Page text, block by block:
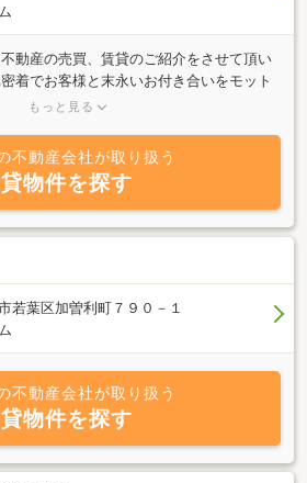
動産の売買、賃貸のご紹介をさせて頂い
着でお客様と末永いお付き合いをモット
売買の場合、ほとんどのお客様が、一生
き、ただ金額が安いとかいうことだけで
住まいになるのに、最良と思われる物件
ます。千葉市内の不動産はぜひとも当社
もっと見る
不動産会社が取り扱う
物件を探す
若葉区加曽利町７９０－１
不動産会社が取り扱う
物件を探す